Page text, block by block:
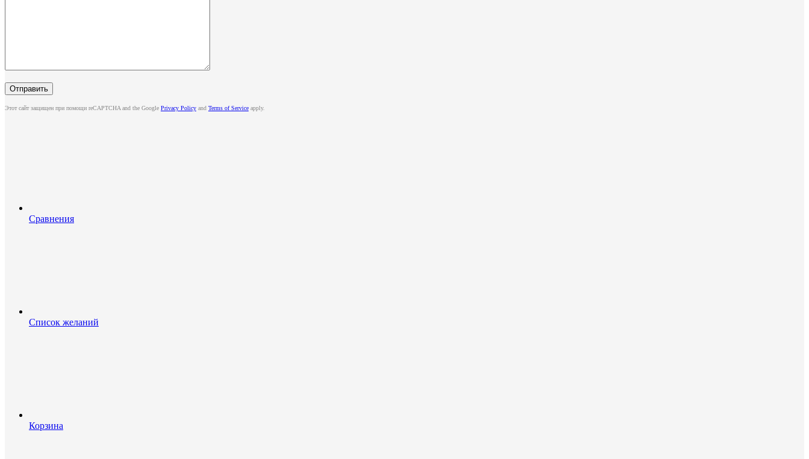
Этот сайт защищен при помощи reCAPTCHA and the Google Privacy Policy and Terms of Service apply.
Сравнения
Список желаний
Корзина